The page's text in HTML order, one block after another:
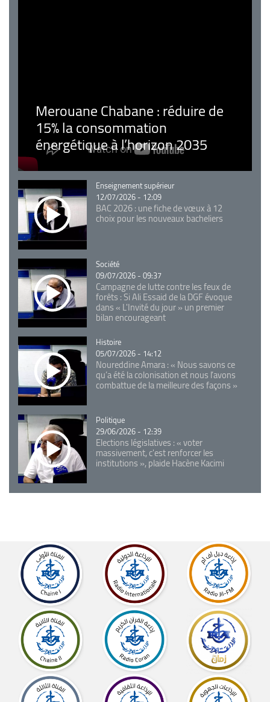
Merouane Chabane : réduire de
15% la consommation
énergétique à l’horizon 2035
Catégorie
Enseignement supérieur
12/07/2026 - 12:09
BAC 2026 : une fiche de vœux à 12
choix pour les nouveaux bacheliers
Catégorie
Société
09/07/2026 - 09:37
Campagne de lutte contre les feux de
forêts : Si Ali Essaid de la DGF évoque
dans « L'Invité du jour » un premier
bilan encourageant
Catégorie
Histoire
05/07/2026 - 14:12
Noureddine Amara : « Nous savons ce
qu’a été la colonisation et nous l’avons
combattue de la meilleure des façons »
Catégorie
Politique
29/06/2026 - 12:39
Elections législatives : « voter
massivement, c'est renforcer les
institutions », plaide Hacène Kacimi